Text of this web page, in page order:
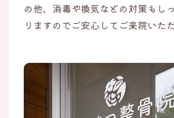
の他、消毒や換気などの対策もし
りますのでご安心してご来院いた